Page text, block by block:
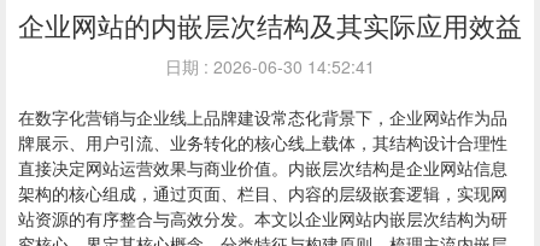
企业网站的内嵌层次结构及其实际应用效益
日期 : 2026-06-30 14:52:41
在数字化营销与企业线上品牌建设常态化背景下，企业网站作为品
牌展示、用户引流、业务转化的核心线上载体，其结构设计合理性
直接决定网站运营效果与商业价值。内嵌层次结构是企业网站信息
架构的核心组成，通过页面、栏目、内容的层级嵌套逻辑，实现网
站资源的有序整合与高效分发。本文以企业网站内嵌层次结构为研